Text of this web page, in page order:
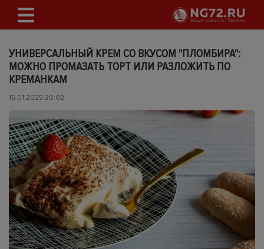
УНИВЕРСАЛЬНЫЙ КРЕМ СО ВКУСОМ "ПЛОМБИРА":
МОЖНО ПРОМАЗАТЬ ТОРТ ИЛИ РАЗЛОЖИТЬ ПО
КРЕМАНКАМ
15.01.2025 20:02